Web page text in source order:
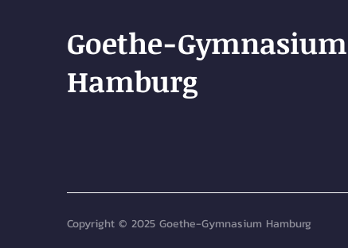
Goethe-Gymnasium
Hamburg
Copyright © 2025 Goethe-Gymnasium Hamburg